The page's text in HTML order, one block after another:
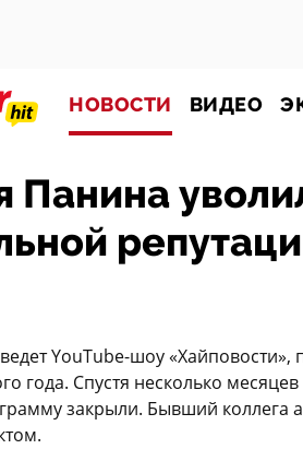
НОВОСТИ ВИДЕО
Панина
YouTube-шоу «Хайповости»,
года. Спустя несколько
закрыли. Бывший коллега